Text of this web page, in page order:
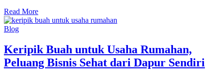
Read More
Blog
Keripik Buah untuk Usaha Rumahan,
Peluang Bisnis Sehat dari Dapur Sendiri